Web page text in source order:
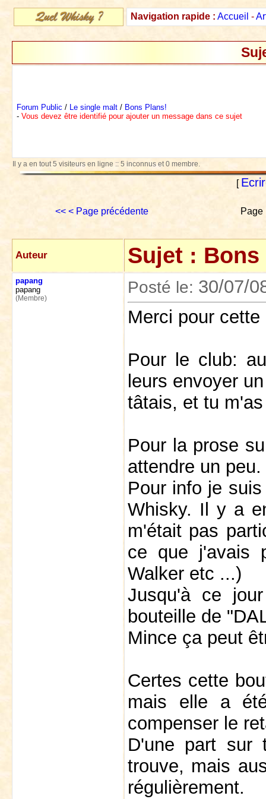
Navigation rapide : Accueil -
Forum Public / Le single malt / Bons Plans!
- Vous devez être identifié pour ajouter un message dans ce sujet
Il y a en tout 5 visiteurs en ligne :: 5 inconnus et 0 membre.
[
<< < Page précédente Page
Auteur Sujet : Bons
papang
papang
(Membre)
Posté le: 30/07/
Merci pour
Pour le club:
leurs envoyer
tâtais, et tu
Pour la prose
attendre un peu.
Pour info je
Whisky. Il y a
m'était pas
ce que j'avais
Walker etc ...)
Jusqu'à ce
bouteille de
Mince ça peut
Certes cette
mais elle a
compenser le
D'une part sur
trouve, mais
régulièrement.